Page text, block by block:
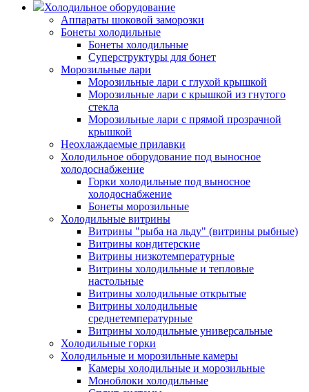
Холодильное оборудование
Аппараты шоковой заморозки
Бонеты холодильные
Бонеты холодильные
Суперструктуры для бонет
Морозильные лари
Морозильные лари с глухой крышкой
Морозильные лари с крышкой из гнутого
стекла
Морозильные лари с прямой прозрачной
крышкой
Неохлаждаемые прилавки
Холодильное оборудование под выносное
холодоснабжение
Горки холодильные под выносное
холодоснабжение
Бонеты морозильные
Холодильные витрины
Витрины "рыба на льду" (витрины рыбные)
Витрины кондитерские
Витрины низкотемпературные
Витрины холодильные и тепловые
настольные
Витрины холодильные открытые
Витрины холодильные
среднетемпературные
Витрины холодильные универсальные
Холодильные горки
Холодильные и морозильные камеры
Камеры холодильные и морозильные
Моноблоки холодильные